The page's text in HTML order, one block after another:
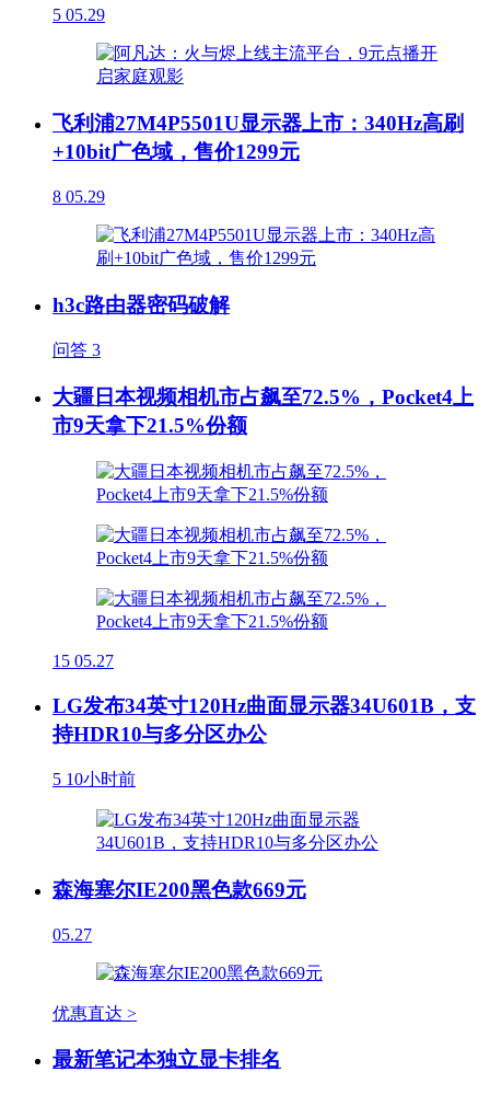
5 05.29
飞利浦27M4P5501U显示器上市：340Hz高刷
+10bit广色域，售价1299元
8 05.29
h3c路由器密码破解
问答 3
大疆日本视频相机市占飙至72.5%，Pocket4上
市9天拿下21.5%份额
15 05.27
LG发布34英寸120Hz曲面显示器34U601B，支
持HDR10与多分区办公
5 10小时前
森海塞尔IE200黑色款669元
05.27
优惠直达 >
最新笔记本独立显卡排名